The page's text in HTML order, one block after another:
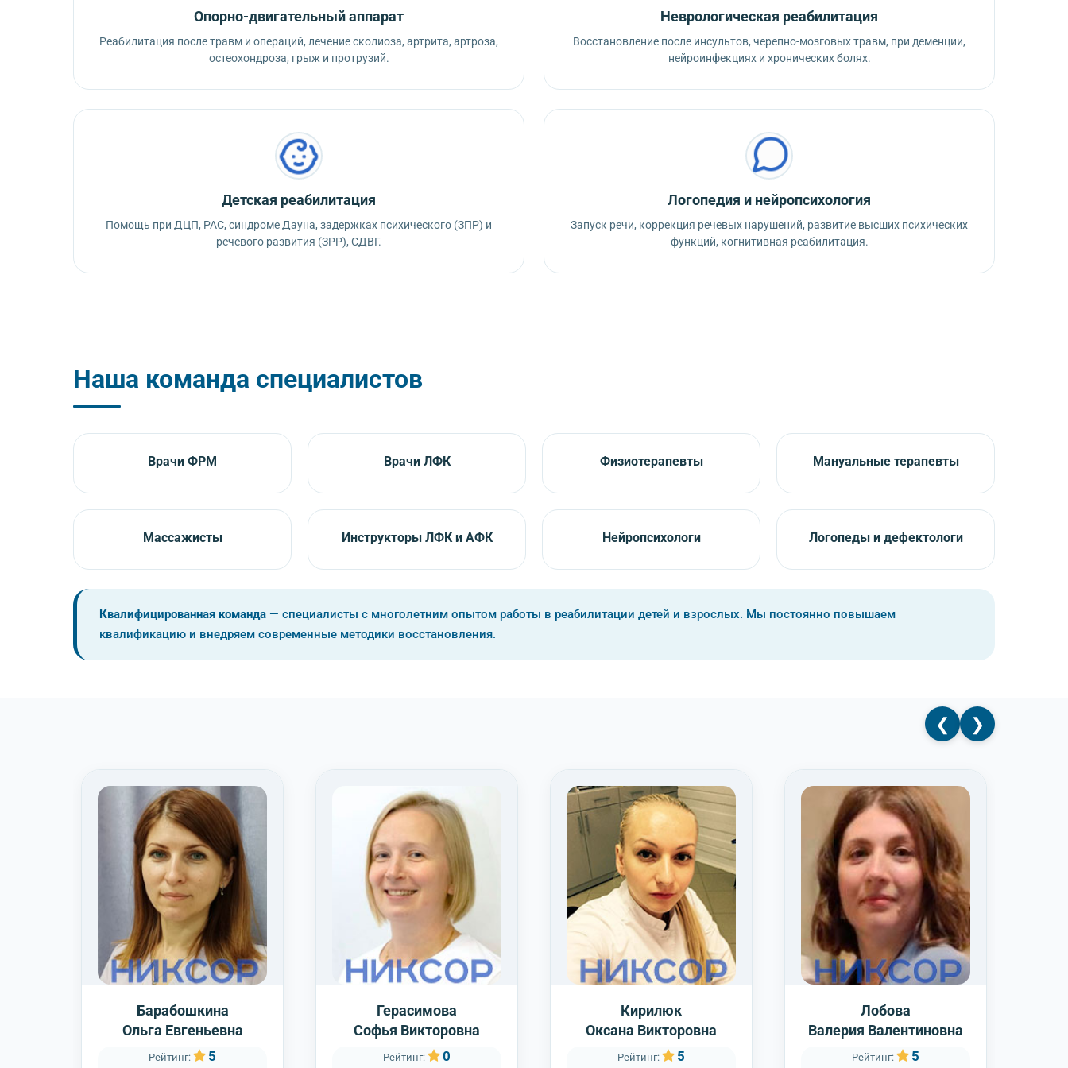
Опорно-двигательный аппарат
Реабилитация после травм и операций, лечение сколиоза, артрита, артроза,
остеохондроза, грыж и протрузий.
Неврологическая реабилитация
Восстановление после инсультов, черепно-мозговых травм, при деменции,
нейроинфекциях и хронических болях.
Детская реабилитация
Помощь при ДЦП, РАС, синдроме Дауна, задержках психического (ЗПР) и
речевого развития (ЗРР), СДВГ.
Логопедия и нейропсихология
Запуск речи, коррекция речевых нарушений, развитие высших психических
функций, когнитивная реабилитация.
Наша команда специалистов
Врачи ФРМ Врачи ЛФК Физиотерапевты Мануальные терапевты
Массажисты Инструкторы ЛФК и АФК Нейропсихологи Логопеды и дефектологи
Квалифицированная команда — специалисты с многолетним опытом работы в реабилитации детей и взрослых. Мы постоянно повышаем
квалификацию и внедряем современные методики восстановления.
❮ ❯
Барабошкина
Ольга Евгеньевна
Рейтинг: 5
Герасимова
Софья Викторовна
Рейтинг: 0
Кирилюк
Оксана Викторовна
Рейтинг: 5
Лобова
Валерия Валентиновна
Рейтинг: 5